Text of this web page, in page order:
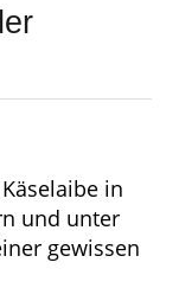
in
und unter
gewissen